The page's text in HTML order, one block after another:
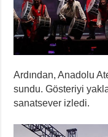
Ardından, Anadolu
sundu. Gösteriyi
sanatsever izledi.